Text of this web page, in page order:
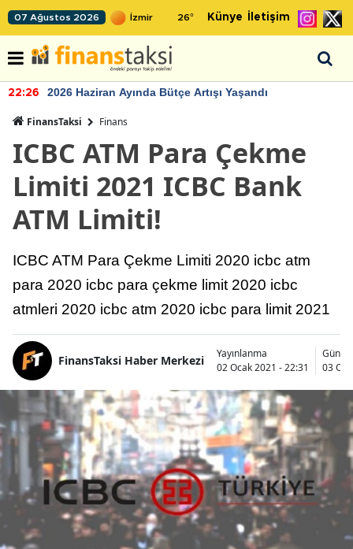
07 Ağustos 2026 26° Künye İletişim
22:26 2026 Haziran Ayında Bütçe Artışı Yaşandı
FinansTaksi Finans
ICBC ATM Para Çekme
Limiti 2021 ICBC Bank
ATM Limiti!
ICBC ATM Para Çekme Limiti 2020 icbc atm
para 2020 icbc para çekme limit 2020 icbc
atmleri 2020 icbc atm 2020 icbc para limit 2021
FinansTaksi Haber Merkezi
Yayınlanma
02 Ocak 2021 - 22:31
03